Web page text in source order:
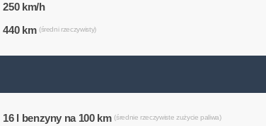
250 km/h
440 km (średni rzeczywisty)
16 l benzyny na 100 km(średnie rzeczywiste zużycie paliwa)